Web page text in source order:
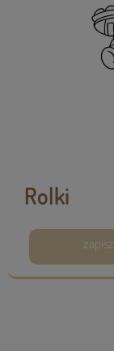
Rolki
zapisz